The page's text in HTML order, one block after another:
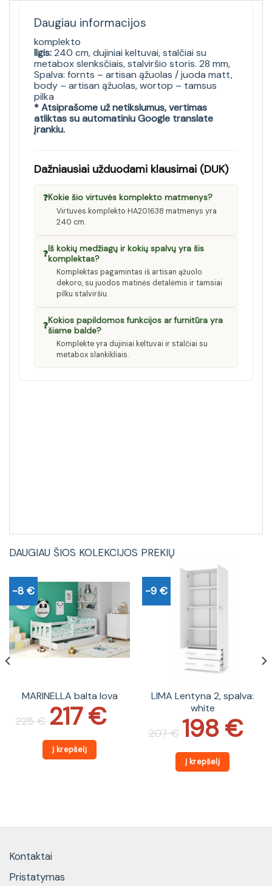
Daugiau informacijos
komplekto
Ilgis:240 cm, dujiniai keltuvai, stalčiai su
metabox slenksčiais, stalviršio storis. 28 mm,
Spalva: fornts – artisan ąžuolas / juoda matt,
body – artisan ąžuolas, wortop – tamsus
pilka
* Atsiprašome už netikslumus, vertimas
atliktas su automatiniu Google translate
įrankiu.
Dažniausiai užduodami klausimai (DUK)
❓Kokie šio virtuvės komplekto matmenys?
Virtuvės komplekto HA201638 matmenys yra
240 cm.
❓Iš kokių medžiagų ir kokių spalvų yra šis
komplektas?
Komplektas pagamintas iš artisan ąžuolo
dekoro, su juodos matinės detalėmis ir tamsiai
pilku stalviršiu.
❓Kokios papildomos funkcijos ar furnitūra yra
šiame balde?
Komplekte yra dujiniai keltuvai ir stalčiai su
metabox slankikliais.
DAUGIAU ŠIOS KOLEKCIJOS PREKIŲ
-8 €
MARINELLA balta lova
225€
price
was: 217€
price
is:
Į krepšelį
-9 €
LIMA Lentyna 2, spalva:
white
207€
price
was:
207 €.
198 €
price
is:
Į krepšelį
Kontaktai
Pristatymas